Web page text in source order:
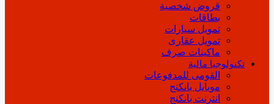
قروض شخصية
بطاقات
تمويل سيارات
تمويل عقارى
ماكينات صرف
تكنولوجيا مالية
القومى للمدفوعات
موبايل بانكنج
انترنت بانكنج